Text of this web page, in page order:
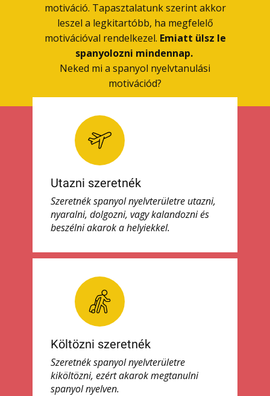
motiváció. Tapasztalatunk szerint akkor
leszel a legkitartóbb, ha megfelelő
motivációval rendelkezel. Emiatt ülsz le
spanyolozni mindennap.
Neked mi a spanyol nyelvtanulási
motivációd?
Utazni szeretnék
Szeretnék spanyol nyelvterületre utazni,
nyaralni, dolgozni, vagy kalandozni és
beszélni akarok a helyiekkel.
Költözni szeretnék
Szeretnék spanyol nyelvterületre
kiköltözni, ezért akarok megtanulni
spanyol nyelven.